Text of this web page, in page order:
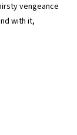
vengeance
with it,